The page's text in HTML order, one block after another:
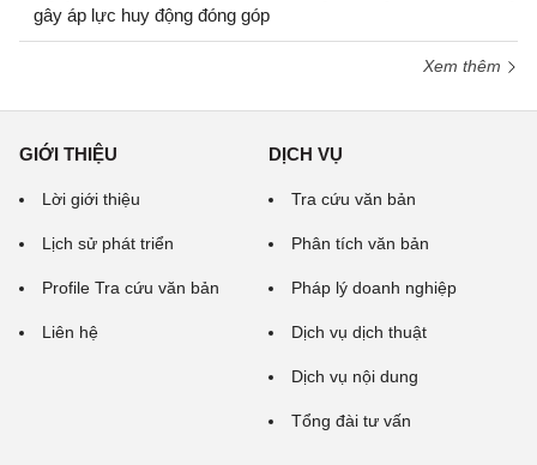
gây áp lực huy động đóng góp
Xem thêm
GIỚI THIỆU
Lời giới thiệu
Lịch sử phát triển
Profile Tra cứu văn bản
Liên hệ
DỊCH VỤ
Tra cứu văn bản
Phân tích văn bản
Pháp lý doanh nghiệp
Dịch vụ dịch thuật
Dịch vụ nội dung
Tổng đài tư vấn